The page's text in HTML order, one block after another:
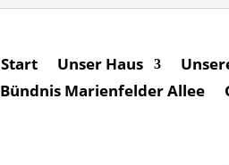
Start Unser Haus
Bündnis Marienfelder Allee